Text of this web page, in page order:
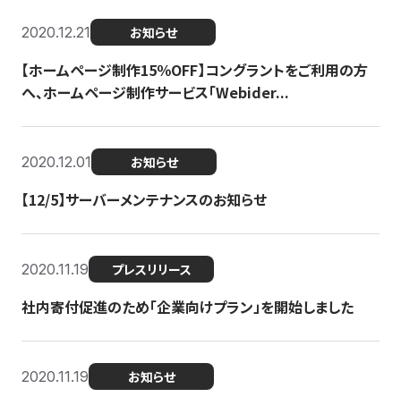
2020.12.21 お知らせ
【ホームページ制作15％OFF】コングラントをご利用の方
へ、ホームページ制作サービス「Webider...
2020.12.01 お知らせ
【12/5】サーバーメンテナンスのお知らせ
2020.11.19 プレスリリース
社内寄付促進のため「企業向けプラン」を開始しました
2020.11.19 お知らせ